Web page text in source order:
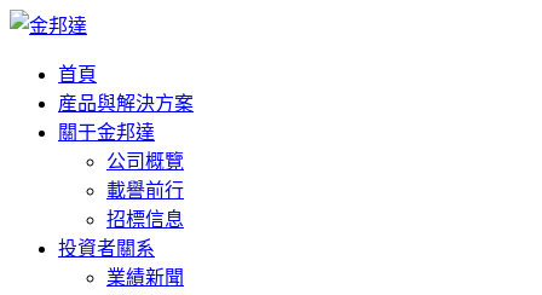
首頁
産品與解決方案
關于金邦達
公司概覽
載譽前行
招標信息
投資者關系
業績新聞